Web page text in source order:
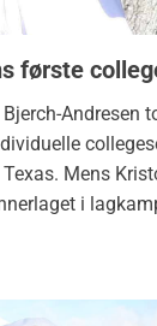
første
Andresen
Mens
i